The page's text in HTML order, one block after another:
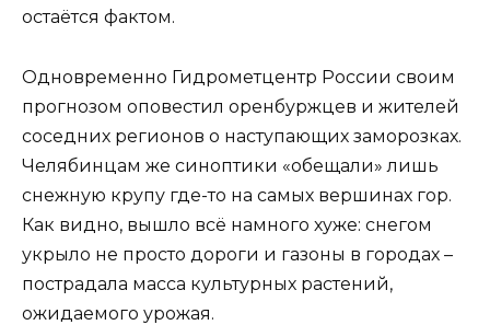
остаётся фактом.
Одновременно Гидрометцентр России своим
прогнозом оповестил оренбуржцев и жителей
соседних регионов о наступающих заморозках.
Челябинцам же синоптики «обещали» лишь
снежную крупу где-то на самых вершинах гор.
Как видно, вышло всё намного хуже: снегом
укрыло не просто дороги и газоны в городах –
пострадала масса культурных растений,
ожидаемого урожая.